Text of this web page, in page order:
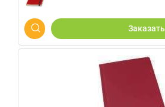
Заказать